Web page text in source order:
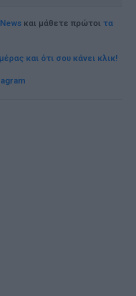
και μάθετε πρώτοι τα
και ότι σου κάνει κλικ!